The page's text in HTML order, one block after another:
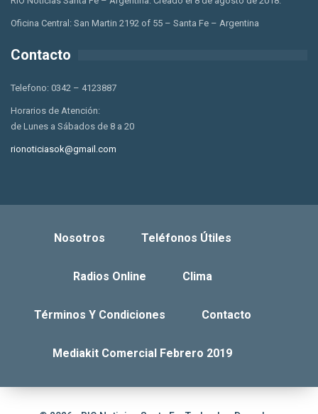
Oficina Central: San Martin 2192 of 55 – Santa Fe – Argentina
Contacto
Telefono: 0342 – 4123887
Horarios de Atención:
de Lunes a Sábados de 8 a 20
rionoticiasok@gmail.com
Nosotros Teléfonos Útiles
Radios Online Clima
Términos Y Condiciones Contacto
Mediakit Comercial Febrero 2019